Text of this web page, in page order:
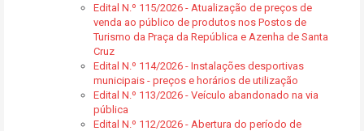
Edital N.º 115/2026 - Atualização de preços de
venda ao público de produtos nos Postos de
Turismo da Praça da República e Azenha de Santa
Cruz
Edital N.º 114/2026 - Instalações desportivas
municipais - preços e horários de utilização
Edital N.º 113/2026 - Veículo abandonado na via
pública
Edital N.º 112/2026 - Abertura do período de